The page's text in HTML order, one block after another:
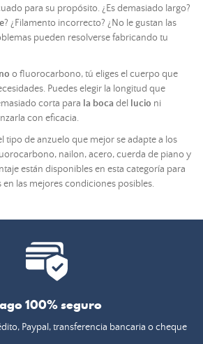
para su propósito. ¿Es demasiado largo?
? ¿Filamento incorrecto? ¿No le gustan las
pueden resolverse fabricando tu
o fluorocarbono, tú eliges el cuerpo que
Puedes elegir la longitud que
corta para la boca del lucio ni
con eficacia.
tipo de anzuelo que mejor se adapte a los
nailon, acero, cuerda de piano y
están disponibles en esta categoría para
las mejores condiciones posibles.
100% seguro
Paypal, transferencia bancaria o cheque